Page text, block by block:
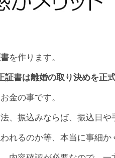
を作ります。
証書は離婚の取り決めを正
金の事です。
、振込みならば、振込日や
れるのか等、本当に事細か